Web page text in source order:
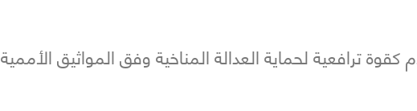
ترافعية لحماية العدالة المناخية وفق المواثيق الأممية